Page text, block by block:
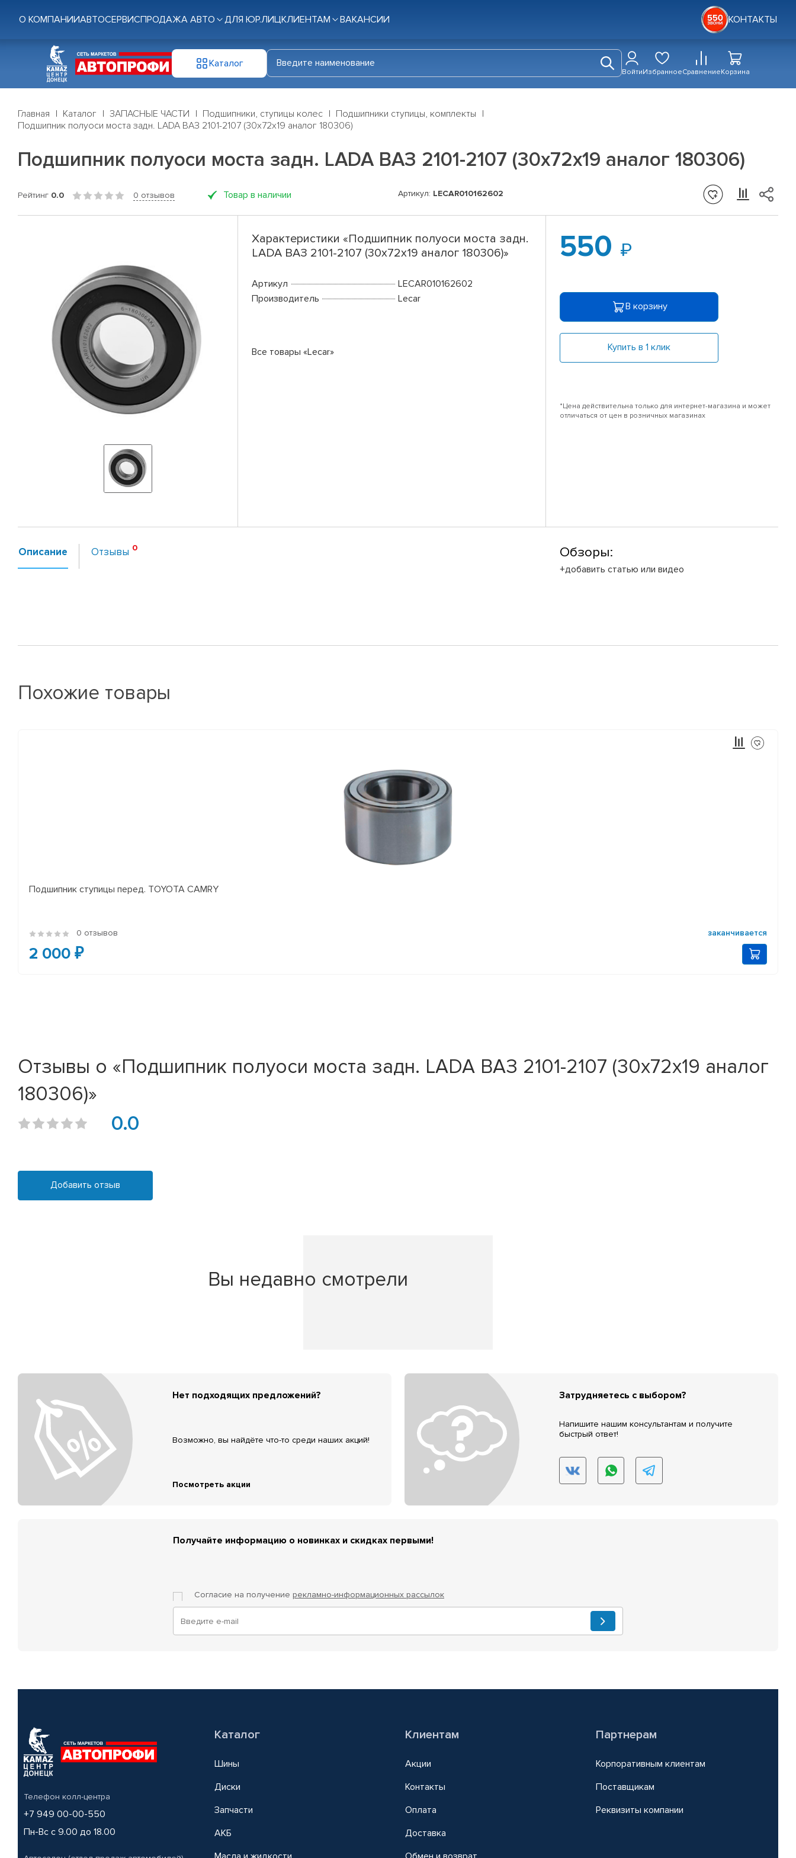
О КОМПАНИИАВТОСЕРВИСПРОДАЖА АВТО ДЛЯ ЮР.ЛИЦКЛИЕНТАМ ВАКАНСИИ КОНТАКТЫ
Каталог
ВойтиИзбранноеСравнениеКорзина
Главная Каталог ЗАПАСНЫЕ ЧАСТИ Подшипники, ступицы колес
Подшипники ступицы, комплекты
Подшипник полуоси моста задн. LADA ВАЗ 2101-2107 (30x72x19 аналог 180306)
Подшипник полуоси моста задн. LADA ВАЗ 2101-2107 (30x72x19 аналог 180306)
Рейтинг 0.0 0 отзывов Товар в наличии Артикул: LECAR010162602
Характеристики «Подшипник полуоси моста задн.
LADA ВАЗ 2101-2107 (30x72x19 аналог 180306)»
Артикул
LECAR010162602
Производитель
Lecar
Все товары «Lecar»
550
В корзину
Купить в 1 клик
*Цена действительна только для интернет-магазина и может
отличаться от цен в розничных магазинах
Описание Отзывы Обзоры:
+добавить статью или видео
Похожие товары
Подшипник ступицы перед. TOYOTA CAMRY
0 отзывов заканчивается
2 000 ₽
Отзывы о «Подшипник полуоси моста задн. LADA ВАЗ 2101-2107 (30x72x19 аналог
180306)»
0.0
Добавить отзыв
Вы недавно смотрели
Нет подходящих предложений?
Возможно, вы найдёте что-то среди наших акций!
Посмотреть акции
Затрудняетесь с выбором?
Напишите нашим консультантам и получите
быстрый ответ!
Получайте информацию о новинках и скидках первыми!
Согласие на получение рекламно-информационных рассылок
Телефон колл-центра
+7 949 00-00-550
Пн-Вс с 9.00 до 18.00
Каталог
Шины
Диски
Запчасти
АКБ
Клиентам
Акции
Контакты
Оплата
Доставка
Партнерам
Корпоративным клиентам
Поставщикам
Реквизиты компании